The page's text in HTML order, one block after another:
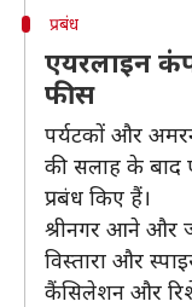
प्रबंध
एयरलाइन
फीस
पर्यटकों और
की सलाह के बाद
प्रबंध किए हैं।
श्रीनगर आने और
विस्तारा और
कैंसिलेशन और